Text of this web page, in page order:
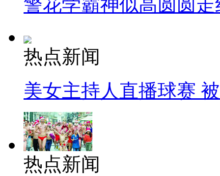
警花学霸神似高圆圆走
热点新闻
美女主持人直播球赛
热点新闻